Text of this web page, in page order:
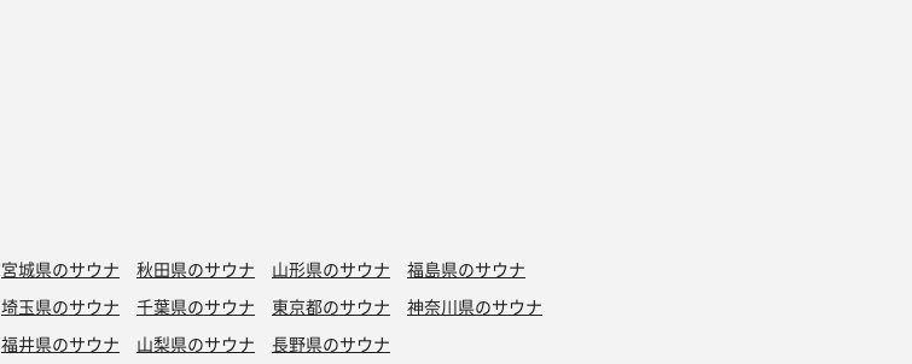
宮城県のサウナ 秋田県のサウナ 山形県のサウナ 福島県のサウナ
埼玉県のサウナ 千葉県のサウナ 東京都のサウナ 神奈川県のサウナ
福井県のサウナ 山梨県のサウナ 長野県のサウナ